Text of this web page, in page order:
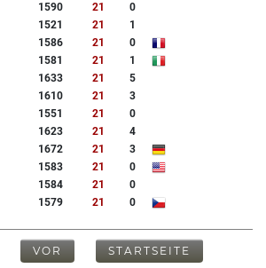
1590 21
0
1521 21
1
1586 21
0
1581 21
1
1633 21
5
1610 21
3
1551 21
0
1623 21
4
1672 21
3
1583 21
0
1584 21
0
1579 21 0
VOR STARTSEITE